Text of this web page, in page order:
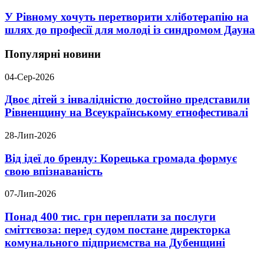
У Рівному хочуть перетворити хліботерапію на
шлях до професії для молоді із синдромом Дауна
Популярні новини
04-Сер-2026
Двоє дітей з інвалідністю достойно представили
Рівненщину на Всеукраїнському етнофестивалі
28-Лип-2026
Від ідеї до бренду: Корецька громада формує
свою впізнаваність
07-Лип-2026
Понад 400 тис. грн переплати за послуги
сміттєвоза: перед судом постане директорка
комунального підприємства на Дубенщині